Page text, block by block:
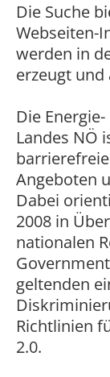
Die Suche
Webseiten-
werden in
erzeugt und
Die
Landes NÖ
Angeboten
Dabei
2008 in
nationalen
geltenden
Richtlinien
2.0.